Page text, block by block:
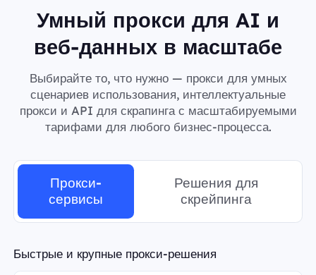
Умный прокси для AI и
веб-данных в масштабе
Выбирайте то, что нужно — прокси для умных
сценариев использования, интеллектуальные
прокси и API для скрапинга с масштабируемыми
тарифами для любого бизнес-процесса.
Прокси-
сервисы
Решения для
скрейпинга
Быстрые и крупные прокси-решения